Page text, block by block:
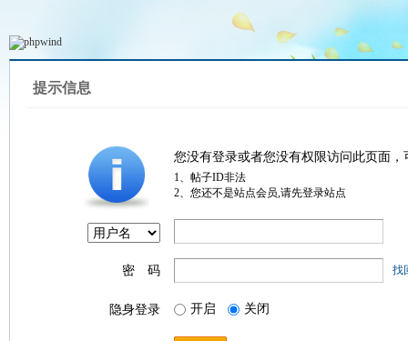
提示信息
您没有登录或者您没有权限访问此页面
1、帖子ID非法
2、您还不是站点会员,请先登录站点
密 码 找
隐身登录 开启 关闭